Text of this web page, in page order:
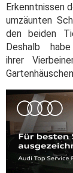
Erkenntnissen
umzäunten
den beiden
Deshalb
ihrer